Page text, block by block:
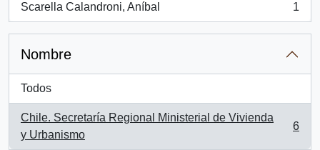
Scarella Calandroni, Aníbal
, 1 resultados
1
Nombre
Todos
Chile. Secretaría Regional Ministerial de Vivienda
y Urbanismo
, 6 resultados
6